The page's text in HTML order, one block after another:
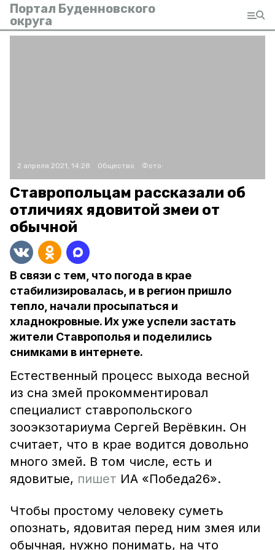
Портал Буденновского
округа
2 апреля 2021, 14:28 Общество Фото:
Ставропольцам рассказали об
отличиях ядовитой змеи от
обычной
В связи с тем, что погода в крае
стабилизировалась, и в регион пришло
тепло, начали просыпаться и
хладнокровные. Их уже успели застать
жители Ставрополья и поделились
снимками в интернете.
Естественный процесс выхода весной
из сна змей прокомментировал
специалист ставропольского
зооэкзотариума Сергей Верёвкин. Он
считает, что в крае водится довольно
много змей. В том числе, есть и
ядовитые, пишет ИА «Победа26».
Чтобы простому человеку суметь
опознать, ядовитая перед ним змея или
обычная, нужно понимать, на что